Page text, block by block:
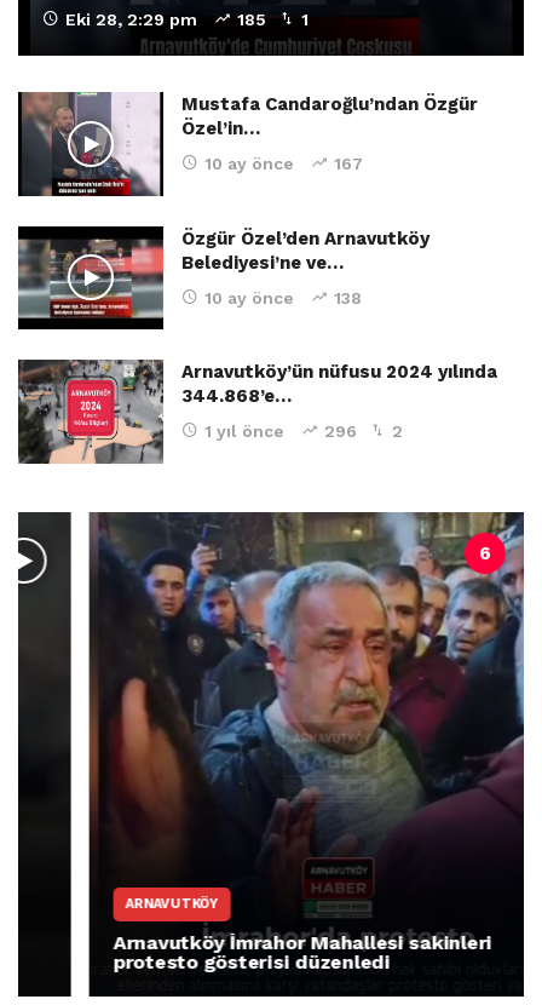
Eki 28, 2:29 pm 185 1
Mustafa Candaroğlu’ndan Özgür
Özel’in…
10 ay önce 167
Özgür Özel’den Arnavutköy
Belediyesi’ne ve…
10 ay önce 138
Arnavutköy’ün nüfusu 2024 yılında
344.868’e…
1 yıl önce 296 2
ARNAVUTKÖY
Arnavutköy İmrahor Mahallesi sakinleri
protesto gösterisi düzenledi